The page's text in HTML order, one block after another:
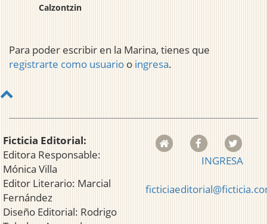
Calzontzin
Para poder escribir en la Marina, tienes que
registrarte como usuario o ingresa.
Ficticia Editorial:
Editora Responsable:
Mónica Villa
Editor Literario: Marcial
Fernández
Diseño Editorial: Rodrigo
INGRESA